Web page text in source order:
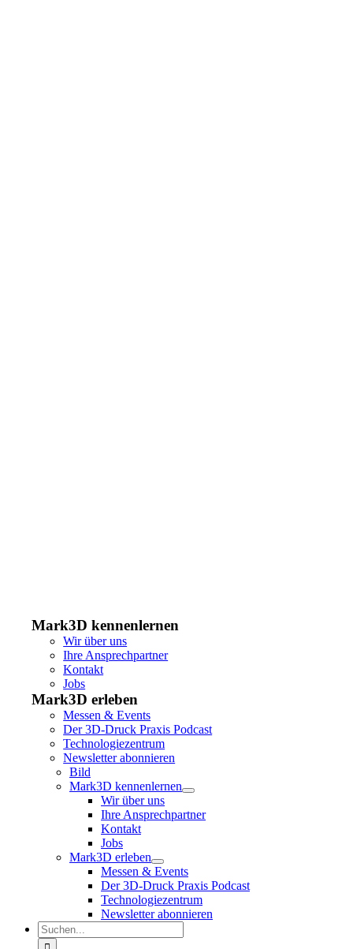
Mark3D kennenlernen
Wir über uns
Ihre Ansprechpartner
Kontakt
Jobs
Mark3D erleben
Messen & Events
Der 3D-Druck Praxis Podcast
Technologiezentrum
Newsletter abonnieren
Bild
Mark3D kennenlernen
Wir über uns
Ihre Ansprechpartner
Kontakt
Jobs
Mark3D erleben
Messen & Events
Der 3D-Druck Praxis Podcast
Technologiezentrum
Newsletter abonnieren
Suche
nach: